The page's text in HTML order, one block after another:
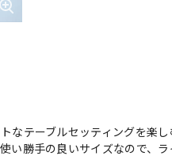
なテーブルセッティングを楽
い勝手の良いサイズなので、